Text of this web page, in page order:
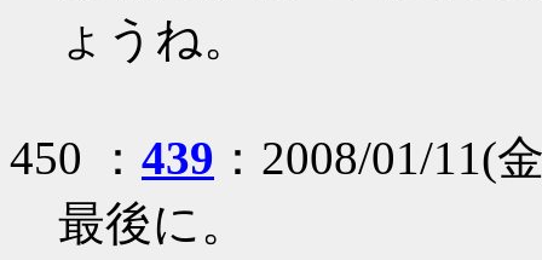
ょうね。
450 ： 439 ：2008/01/11(
最後に。